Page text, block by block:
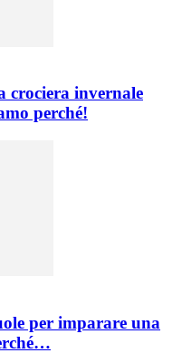
crociera invernale
perché!
per imparare una